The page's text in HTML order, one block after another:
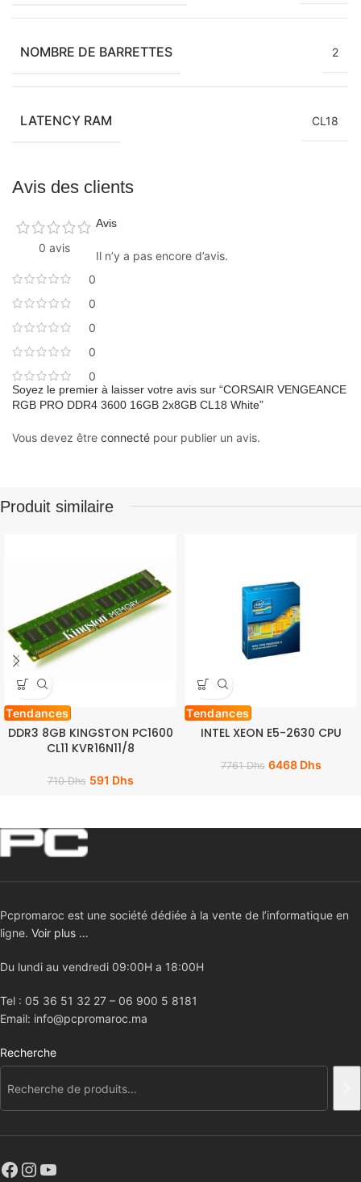
NOMBRE DE BARRETTES 2
LATENCY RAM CL18
Avis des clients
0 avis
0
0
0
0
0
Avis
Il n’y a pas encore d’avis.
Soyez le premier à laisser votre avis sur “CORSAIR VENGEANCE
RGB PRO DDR4 3600 16GB 2x8GB CL18 White”
Vous devez être connecté pour publier un avis.
Produit similaire
Tendances
DDR3 8GB KINGSTON PC1600
CL11 KVR16N11/8
710Dhs 591 Dhs
Tendances
INTEL XEON E5-2630 CPU
7761Dhs 6468 Dhs
Pcpromaroc est une société dédiée à la vente de l’informatique en
ligne. Voir plus …
Du lundi au vendredi 09:00H a 18:00H
Tel : 05 36 51 32 27 – 06 900 5 8181
Email: info@pcpromaroc.ma
Recherche